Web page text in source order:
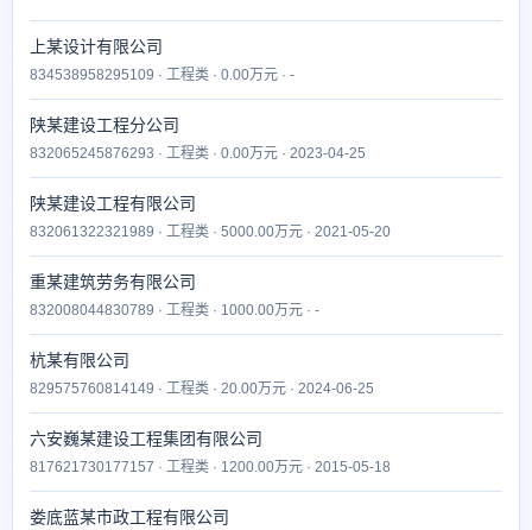
上某设计有限公司
834538958295109 · 工程类 · 0.00万元 · -
陕某建设工程分公司
832065245876293 · 工程类 · 0.00万元 · 2023-04-25
陕某建设工程有限公司
832061322321989 · 工程类 · 5000.00万元 · 2021-05-20
重某建筑劳务有限公司
832008044830789 · 工程类 · 1000.00万元 · -
杭某有限公司
829575760814149 · 工程类 · 20.00万元 · 2024-06-25
六安巍某建设工程集团有限公司
817621730177157 · 工程类 · 1200.00万元 · 2015-05-18
娄底蓝某市政工程有限公司